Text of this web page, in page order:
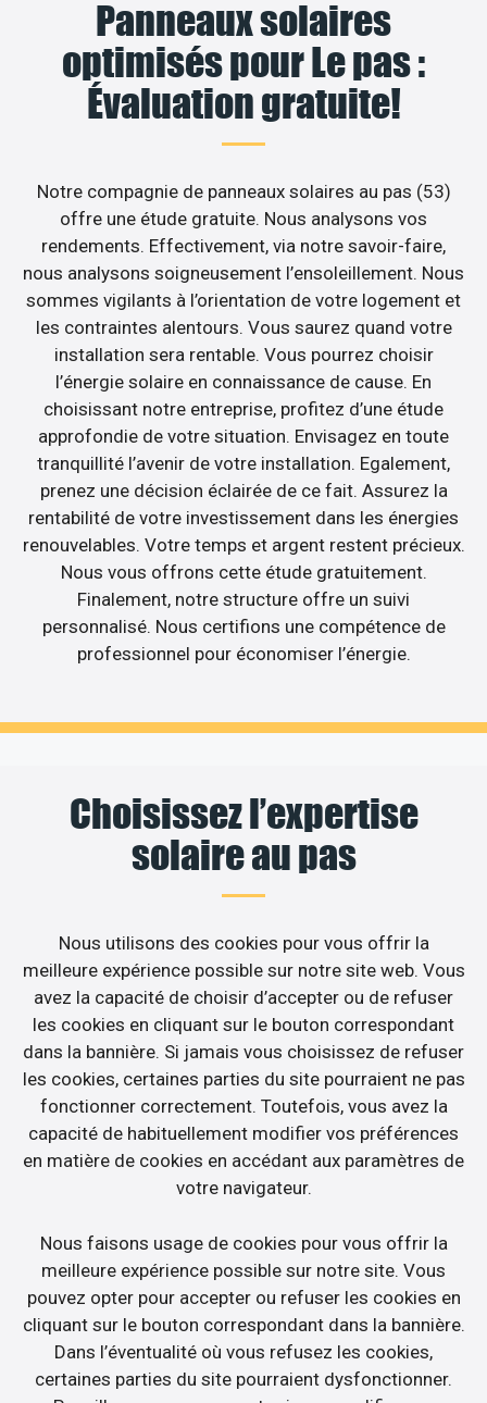
Panneaux solaires
optimisés pour Le pas :
Évaluation gratuite!
Notre compagnie de panneaux solaires au pas (53)
offre une étude gratuite. Nous analysons vos
rendements. Effectivement, via notre savoir-faire,
nous analysons soigneusement l’ensoleillement. Nous
sommes vigilants à l’orientation de votre logement et
les contraintes alentours. Vous saurez quand votre
installation sera rentable. Vous pourrez choisir
l’énergie solaire en connaissance de cause. En
choisissant notre entreprise, profitez d’une étude
approfondie de votre situation. Envisagez en toute
tranquillité l’avenir de votre installation. Egalement,
prenez une décision éclairée de ce fait. Assurez la
rentabilité de votre investissement dans les énergies
renouvelables. Votre temps et argent restent précieux.
Nous vous offrons cette étude gratuitement.
Finalement, notre structure offre un suivi
personnalisé. Nous certifions une compétence de
professionnel pour économiser l’énergie.
Choisissez l’expertise
solaire au pas
Nous utilisons des cookies pour vous offrir la
meilleure expérience possible sur notre site web. Vous
avez la capacité de choisir d’accepter ou de refuser
les cookies en cliquant sur le bouton correspondant
dans la bannière. Si jamais vous choisissez de refuser
les cookies, certaines parties du site pourraient ne pas
fonctionner correctement. Toutefois, vous avez la
capacité de habituellement modifier vos préférences
en matière de cookies en accédant aux paramètres de
votre navigateur.
Nous faisons usage de cookies pour vous offrir la
meilleure expérience possible sur notre site. Vous
pouvez opter pour accepter ou refuser les cookies en
cliquant sur le bouton correspondant dans la bannière.
Dans l’éventualité où vous refusez les cookies,
certaines parties du site pourraient dysfonctionner.